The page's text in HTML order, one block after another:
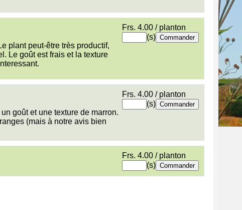
plant peut-être très productif,
Le goût est frais et la texture
Frs. 4.00 / planton
(s)
goût et une texture de marron.
(mais à notre avis bien
Frs. 4.00 / planton
(s)
Frs. 4.00 / planton
(s)